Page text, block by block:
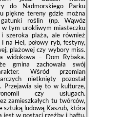
do Nadmorskiego Parku
piękne tereny gdzie można
roślin (np. Wąwóz
w tym urokliwym miasteczku
szeroka plaża, ale również
na Hel, połowy ryb, festyny,
plażowej czy wybory miss.
widokowa – Dom Rybaka.
gmina zachowała swój
Wśród przemian
nietknięty pozostał
Przejawia się to w kulturze,
czy usługach.
zamieszkałych tu twórców,
sztuką ludową Kaszub, która
jest w postaci rzeźby i haftu.